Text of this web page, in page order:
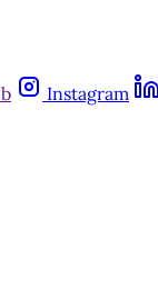
Instagram